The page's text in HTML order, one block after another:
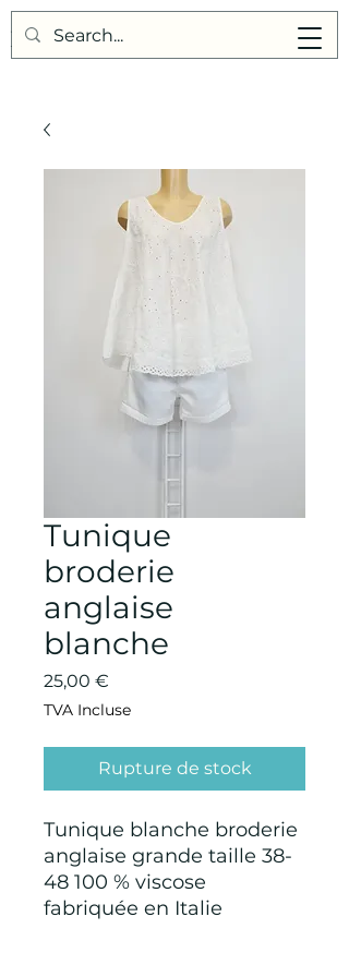
Points de Suture
Tunique
broderie
anglaise
blanche
25,00 €
TVA Incluse
Rupture de stock
Tunique blanche broderie
anglaise grande taille 38-
48 100 % viscose
fabriquée en Italie